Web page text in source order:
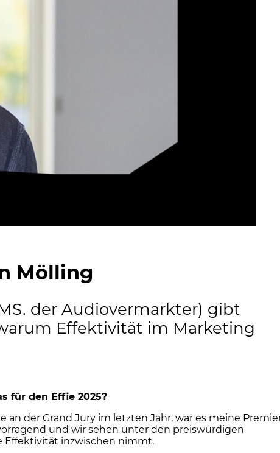
Mölling
der Audiovermarkter) gibt
Effektivität im Marketing
für den Effie 2025?
der Grand Jury im letzten Jahr, war es meine
und wir sehen unter den preiswürdigen
Effektivität inzwischen nimmt.